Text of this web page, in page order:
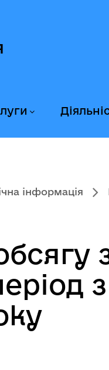
інформація